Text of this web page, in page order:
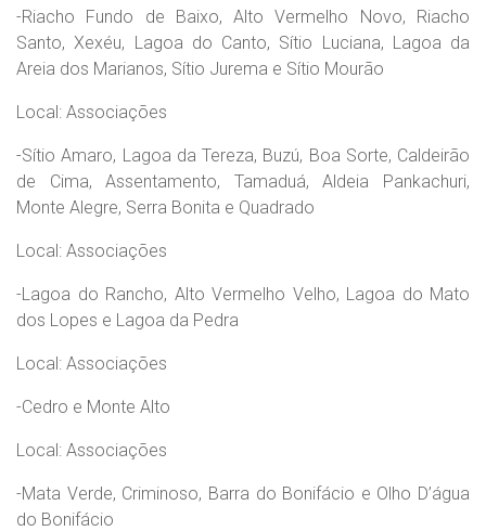
-Riacho Fundo de Baixo, Alto Vermelho Novo, Riacho
Santo, Xexéu, Lagoa do Canto, Sítio Luciana, Lagoa da
Areia dos Marianos, Sítio Jurema e Sítio Mourão
Local: Associações
-Sítio Amaro, Lagoa da Tereza, Buzú, Boa Sorte, Caldeirão
de Cima, Assentamento, Tamaduá, Aldeia Pankachuri,
Monte Alegre, Serra Bonita e Quadrado
Local: Associações
-Lagoa do Rancho, Alto Vermelho Velho, Lagoa do Mato
dos Lopes e Lagoa da Pedra
Local: Associações
-Cedro e Monte Alto
Local: Associações
-Mata Verde, Criminoso, Barra do Bonifácio e Olho D’água
do Bonifácio